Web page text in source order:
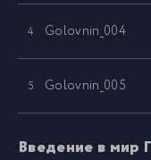
4 Golovnin_004
5 Golovnin_005
Golovnin_006
Введение в мир